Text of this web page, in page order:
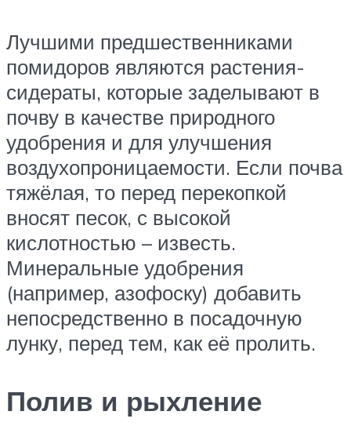
Лучшими предшественниками
помидоров являются растения-
сидераты, которые заделывают в
почву в качестве природного
удобрения и для улучшения
воздухопроницаемости. Если почва
тяжёлая, то перед перекопкой
вносят песок, с высокой
кислотностью – известь.
Минеральные удобрения
(например, азофоску) добавить
непосредственно в посадочную
лунку, перед тем, как её пролить.
Полив и рыхление